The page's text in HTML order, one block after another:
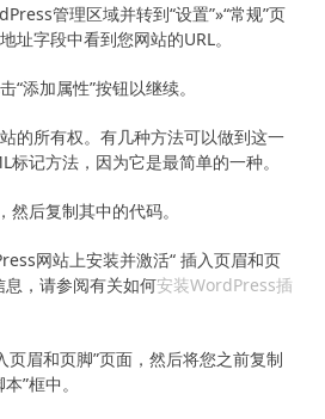
管理区域并转到“设置”»“常规”页
址字段中看到您网站的URL。
“添加属性”按钮以继续。
的所有权。有几种方法可以做到这一
标记方法，因为它是最简单的一种。
后复制其中的代码。
网站上安装并激活“ 插入页眉和页
息，请参阅有关如何安装WordPress插
页眉和页脚”页面，然后将您之前复制
”框中。